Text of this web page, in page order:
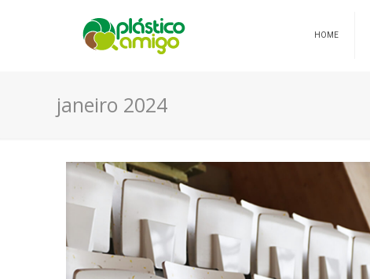
HOME
janeiro 2024